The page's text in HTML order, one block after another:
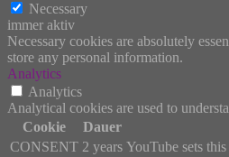
Necessary
immer aktiv
Necessary cookies are absolutely
store any personal information.
Analytics
Analytics
Analytical cookies are used to
Cookie
Dauer
CONSENT 2 years YouTube sets